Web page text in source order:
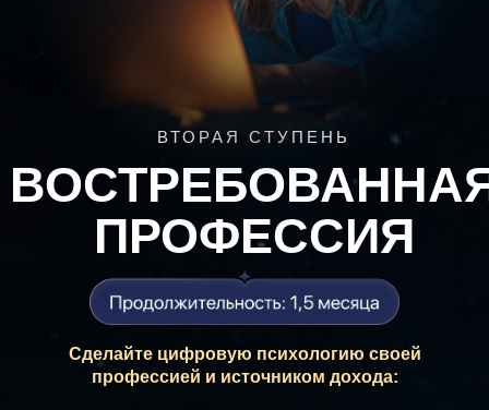
ПРОФЕССИЯ
ВТОРАЯ СТУПЕНЬ
Сделайте цифровую психологию своей
профессией и источником дохода: